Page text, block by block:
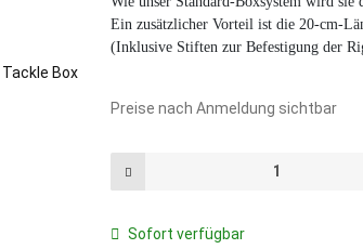
Ein zusätzlicher Vorteil ist die 20-cm-
(Inklusive Stiften zur Befestigung der
Preise nach Anmeldung sichtbar
Sofort verfügbar